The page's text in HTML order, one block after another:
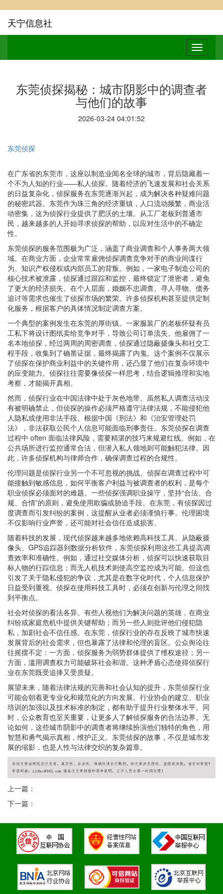
天宁信息社
东莞侦探揭秘：城市阴影中的调查者
与他们的故事
2026-03-24 04:01:52
东莞侦探
在广东省的东莞市，这座以制造业闻名全球的城市，背后隐藏着一
个不为人知的行业——私人侦探。随着经济的飞速发展和社会关系
的日益复杂化，侦探服务在东莞逐渐兴起，成为解决各种疑难问题
的秘密武器。东莞作为珠三角的经济重镇，人口流动频繁，商业活
动密集，这为侦探行业提供了肥沃的土壤。从工厂老板到普通市
民，越来越多的人开始寻求侦探的帮助，以应对生活中的不确定
性。
东莞侦探的服务范围极为广泛，涵盖了商业调查和个人事务两大领
域。在商业方面，企业常常雇佣侦探调查竞争对手的商业间谍行
为、知识产权侵权或内部员工的背叛。例如，一家电子制造公司的
核心技术被泄露，侦探通过跟踪和监控，最终锁定了泄密者，避免
了更大的经济损失。在个人层面，婚姻不忠调查、寻人寻物、债务
追讨等需求也催生了侦探市场的繁荣。许多侦探机构甚至提供定制
化服务，根据客户的具体情况制定调查方案。
一个典型的案例发生在东莞的厚街镇。一家服装厂的老板怀疑有员
工私下将设计图纸卖给竞争对手，导致公司订单流失。他雇佣了一
名本地侦探，经过两周的周密调查，侦探通过隐蔽摄像头和社交工
程手段，收集到了确凿证据，最终揭露了内鬼。这个案例不仅展示
了侦探在保护商业利益中的关键作用，还凸显了他们在复杂环境中
的应变能力。侦探往往需要像侦探一样思考，结合逻辑推理和实地
考察，才能揭开真相。
然而，侦探行业在中国法律中处于灰色地带。虽然私人调查活动没
有被明确禁止，但侦探的操作必须严格遵守法律法规，不能侵犯他
人隐私或使用非法手段。根据中国《刑法》和《治安管理处罚
法》，非法获取公民个人信息可能面临刑事责任。东莞侦探在调查
过程中 often 面临法律风险，需要精湛的技巧来规避红线。例如，在
公共场所进行监控通常合法，但潜入私人领地则可能触犯法律。因
此，许多侦探机构与律师合作，确保调查过程的合规性。
伦理问题是侦探行业另一个不可忽视的挑战。侦探在调查过程中可
能接触到敏感信息，如何平衡客户利益与被调查者的权利，是每个
职业侦探必须面对的难题。一些侦探强调职业操守，坚持“合法、合
规、合情”的原则，避免使用欺骗或胁迫手段。在东莞，有侦探因过
度调查而引发纠纷的案例，这提醒从业者必须谨慎行事。伦理困境
不仅影响行业声誉，还可能对社会信任造成损害。
随着科技的发展，现代侦探越来越多地依赖高科技工具。从隐蔽摄
像头、GPS追踪器到数据分析软件，东莞侦探利用这些工具提高调
查效率和准确性。例如，通过社交媒体分析，侦探可以快速获取目
标人物的行踪信息；而无人机技术则使高空监控成为可能。但这也
引发了关于隐私侵犯的争议，尤其是在数字化时代，个人信息保护
日益受到重视。侦探在使用科技工具时，必须在创新与伦理之间找
到平衡点。
社会对侦探的看法各异。有些人视他们为解决问题的英雄，在商业
纠纷或家庭危机中提供关键帮助；而另一些人则批评他们侵犯隐
私，加剧社会不信任感。在东莞，侦探行业的存在反映了城市快速
发展背后的社会需求，但也暴露了法律和伦理的盲区。公众舆论往
往摇摆不定：一方面，侦探服务为弱势群体提供了维权途径；另一
方面，滥用调查权力可能破坏社会和谐。这种矛盾心态使得侦探行
业在东莞既受追捧又受质疑。
展望未来，随着法律法规的完善和社会认知的提升，东莞侦探行业
可能会朝着更专业化和规范化的方向发展。行业协会的建立、职业
培训的加强以及技术标准的制定，都有助于提升行业整体水平。同
时，公众教育也至关重要，让更多人了解侦探服务的合法边界。无
论如何，这些城市阴影中的调查者将继续扮演他们独特的角色，用
智慧和勇气揭示真相，维护正义。东莞侦探的故事，不仅是城市发
展的缩影，也是人性与法律交织的复杂篇章。
上一篇：
下一篇：